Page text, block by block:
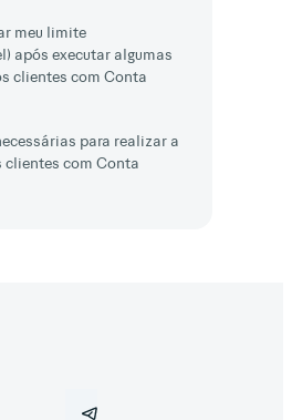
meu limite
após executar algumas
clientes com Conta
para realizar a
clientes com Conta